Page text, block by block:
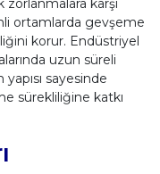
zorlanmalara karşı
ortamlarda gevşeme
korur. Endüstriyel
uzun süreli
sayesinde
sürekliliğine katkı